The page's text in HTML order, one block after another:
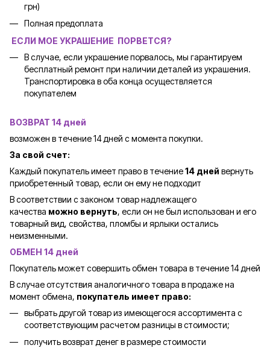
грн)
Полная предоплата
ЕСЛИ МОЕ УКРАШЕНИЕ ПОРВЕТСЯ?
В случае, если украшение порвалось, мы гарантируем
бесплатный ремонт при наличии деталей из украшения.
Транспортировка в оба конца осуществляется
покупателем
ВОЗВРАТ 14 дней
возможен в течение 14 дней с момента покупки.
За свой счет:
Каждый покупатель имеет право в течение14 дней вернуть
приобретенный товар, если он ему не подходит
В соответствии с законом товар надлежащего
качества можно вернуть, если он не был использован и его
товарный вид, свойства, пломбы и ярлыки остались
неизменными.
ОБМЕН 14 дней
Покупатель может совершить обмен товара в течение 14 дней
В случае отсутствия аналогичного товара в продаже на
момент обмена, покупатель имеет право:
выбрать другой товар из имеющегося ассортимента с
соответствующим расчетом разницы в стоимости;
получить возврат денег в размере стоимости